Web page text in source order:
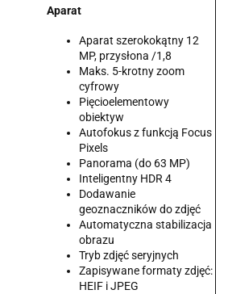
Aparat
Aparat szerokokątny 12
MP, przysłona /1,8
Maks. 5-krotny zoom
cyfrowy
Pięcioelementowy
obiektyw
Autofokus z funkcją Focus
Pixels
Panorama (do 63 MP)
Inteligentny HDR 4
Dodawanie
geoznaczników do zdjęć
Automatyczna stabilizacja
obrazu
Tryb zdjęć seryjnych
Zapisywane formaty zdjęć:
HEIF i JPEG